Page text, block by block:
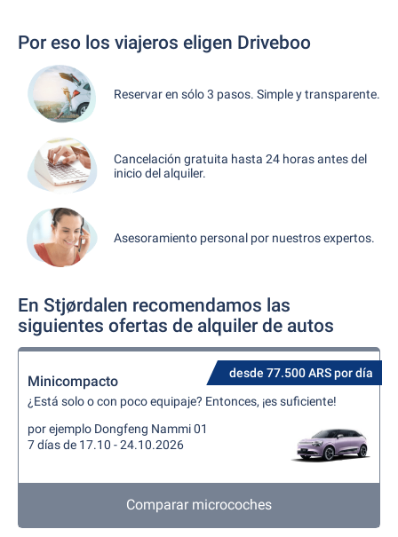
Por eso los viajeros eligen Driveboo
Reservar en sólo 3 pasos. Simple y transparente.
Cancelación gratuita hasta 24 horas antes del
inicio del alquiler.
Asesoramiento personal por nuestros expertos.
En Stjørdalen recomendamos las
siguientes ofertas de alquiler de autos
desde 77.500 ARS por día
Minicompacto
¿Está solo o con poco equipaje? Entonces, ¡es suficiente!
por ejemplo Dongfeng Nammi 01
7 días de 17.10 - 24.10.2026
Comparar microcoches